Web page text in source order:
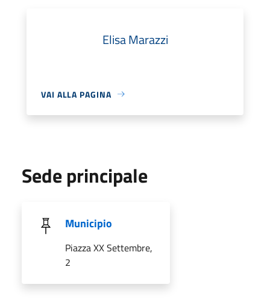
Elisa Marazzi
VAI ALLA PAGINA
Sede principale
Municipio
Piazza XX Settembre,
2